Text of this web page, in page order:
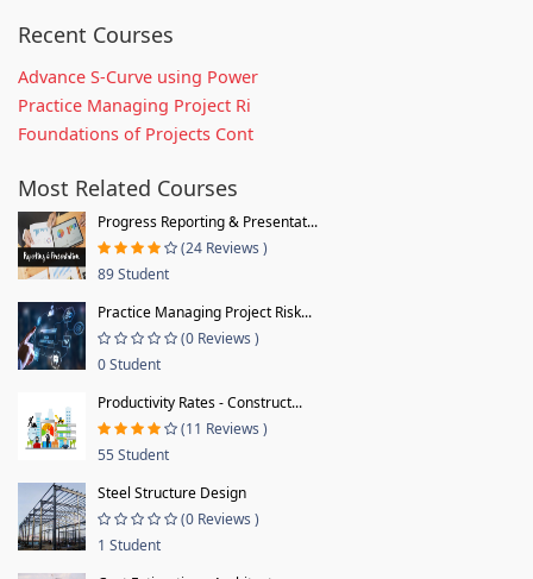
Recent Courses
Advance S-Curve using Power
Practice Managing Project Ri
Foundations of Projects Cont
Most Related Courses
Progress Reporting & Presentat...
(24 Reviews )
89 Student
Practice Managing Project Risk...
(0 Reviews )
0 Student
Productivity Rates - Construct...
(11 Reviews )
55 Student
Steel Structure Design
(0 Reviews )
1 Student